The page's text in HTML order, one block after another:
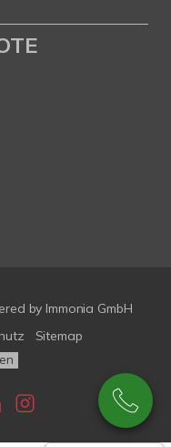
by Immonia GmbH
Sitemap